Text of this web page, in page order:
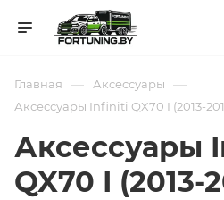
Главная — Аксессуары —
Аксессуары Infiniti QX70 I (2013-
Аксессуары
QX70 I (2013-